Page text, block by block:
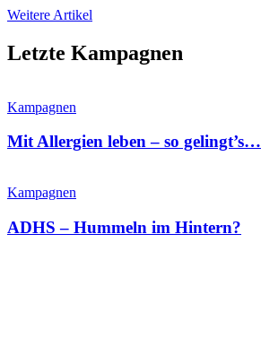
Weitere Artikel
Letzte Kampagnen
Kampagnen
Mit Allergien leben – so gelingt’s…
Kampagnen
ADHS – Hummeln im Hintern?